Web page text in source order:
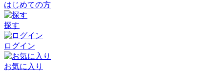
はじめての方
探す
ログイン
お気に入り